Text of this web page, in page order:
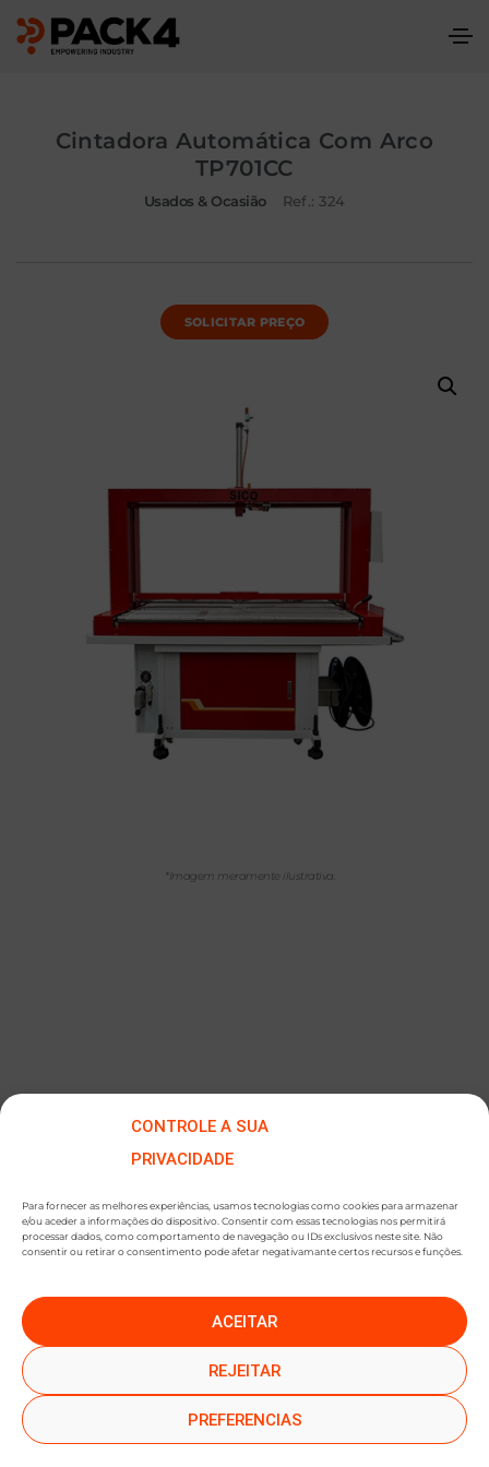
CONTROLE A SUA
PRIVACIDADE
Para fornecer as melhores experiências, usamos tecnologias como cookies para armazenar
e/ou aceder a informações do dispositivo. Consentir com essas tecnologias nos permitirá
processar dados, como comportamento de navegação ou IDs exclusivos neste site. Não
consentir ou retirar o consentimento pode afetar negativamante certos recursos e funções.
ACEITAR
REJEITAR
PREFERENCIAS
*Imagem meramente ilustrativa.
Cintadora Automática Com Arco
TP701CC
Usados & Ocasião Ref.: 324
SOLICITAR PREÇO
●SUBSCREVER NEWSLETTER●